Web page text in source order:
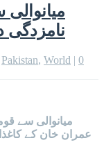
نامزدگی
Pakistan, World | 0
میانوالی سے
عمران خان کے